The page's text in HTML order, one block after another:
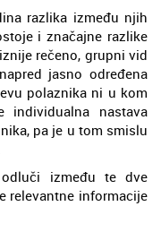
razlika između njih
i značajne razlike
rečeno, grupni vid
jasno određena
polaznika ni u kom
nastava
pa je u tom smislu
između te dve
relevantne informacije